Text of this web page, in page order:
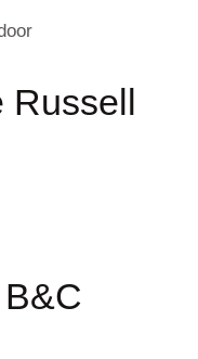
Russell